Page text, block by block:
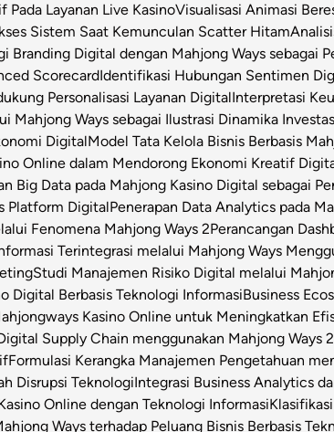
Pada Layanan Live KasinoVisualisasi Animasi
Sistem Saat Kemunculan Scatter Hitam
Branding Digital dengan Mahjong Ways sebagai
ScorecardIdentifikasi Hubungan Sentimen
Personalisasi Layanan DigitalInterpretasi
Mahjong Ways sebagai Ilustrasi Dinamika
DigitalModel Tata Kelola Bisnis Berbasis
Online dalam Mendorong Ekonomi Kreatif
Big Data pada Mahjong Kasino Digital sebagai
Platform DigitalPenerapan Data Analytics pada
Fenomena Mahjong Ways 2Perancangan
Terintegrasi melalui Mahjong Ways
Studi Manajemen Risiko Digital melalui
Digital Berbasis Teknologi InformasiBusiness
Kasino Online untuk Meningkatkan
Supply Chain menggunakan Mahjong Ways
Formulasi Kerangka Manajemen Pengetahuan
Disrupsi TeknologiIntegrasi Business Analytics
Online dengan Teknologi Informasi
Ways terhadap Peluang Bisnis Berbasis